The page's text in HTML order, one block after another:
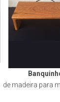
de madeira para